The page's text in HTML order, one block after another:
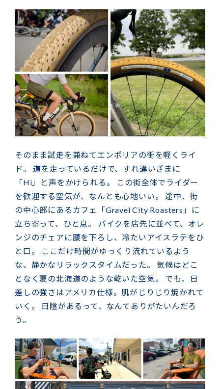
そのまま試走を兼ねてエンポリアの街を軽くライ
ド。 道を走っているだけで、すれ違いざまに
「Hi」と声をかけられる。 この街全体でライダー
を歓迎する空気が、なんとも心地いい。 途中、街
の中心部にあるカフェ「Gravel City Roasters」に
立ち寄って、ひと息。 バイクを店先に並べて、オレ
ンジのチェアに腰を下ろし、冷たいアイスラテをひ
と口。 ここだけ時間がゆっくり流れているよう
な、静かなリラックスタイムだった。 気候はどこ
となく夏の北海道のような乾いた空気。 でも、日
差しの強さはアメリカ仕様。肌がじりじり焼かれて
いく。 日陰があるって、なんてありがたいんだろ
う。